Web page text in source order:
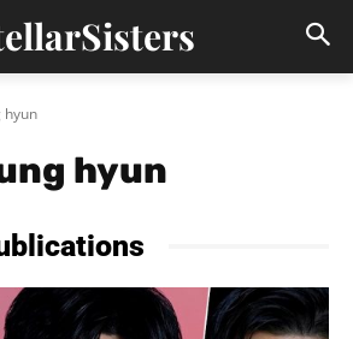
hyun
hyun